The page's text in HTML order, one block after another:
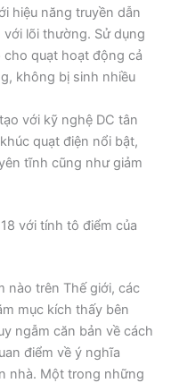
hiệu năng truyền dẫn
lõi thường. Sử dụng
quạt hoạt động cả
không bị sinh nhiều
với kỹ nghệ DC tân
quạt điện nổi bật,
tĩnh cũng như giảm
với tính tô điểm của
nào trên Thế giới, các
mục kích thấy bên
ngẫm căn bản về cách
điểm về ý nghĩa
nhà. Một trong những